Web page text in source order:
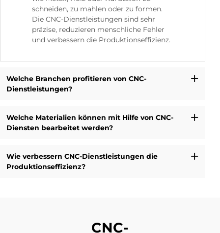
schneiden, zu mahlen oder zu formen.
Die CNC-Dienstleistungen sind sehr
präzise, reduzieren menschliche Fehler
und verbessern die Produktionseffizienz.
Welche Branchen profitieren von CNC-
Dienstleistungen?
Welche Materialien können mit Hilfe von CNC-
Diensten bearbeitet werden?
Wie verbessern CNC-Dienstleistungen die
Produktionseffizienz?
CNC-